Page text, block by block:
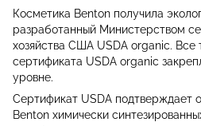
Косметика Benton получила
разработанный Министерством
хозяйства США USDA organic. Все
сертификата USDA organic
уровне.
Сертификат USDA подтверждает
Benton химически